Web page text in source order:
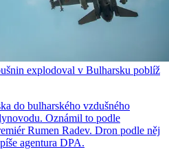
explodoval v Bulharsku poblíž
do bulharského vzdušného
Oznámil to podle
Rumen Radev. Dron podle něj
agentura DPA.